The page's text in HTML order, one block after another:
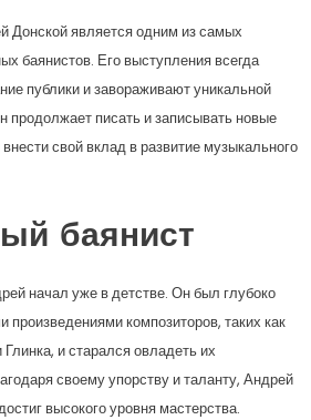
Донской является одним из самых
баянистов. Его выступления всегда
публики и завораживают уникальной
продолжает писать и записывать новые
свой вклад в развитие музыкального
баянист
начал уже в детстве. Он был глубоко
композиторов, таких как
и старался овладеть их
своему упорству и таланту, Андрей
высокого уровня мастерства.